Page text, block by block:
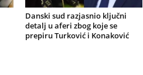
Danski sud razjasnio ključni
detalj u aferi zbog koje se
prepiru Turković i Konaković